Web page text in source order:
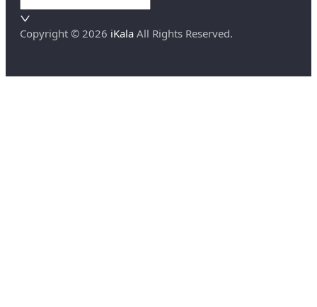
Copyright © 2026 iKala All Rights Reserved.